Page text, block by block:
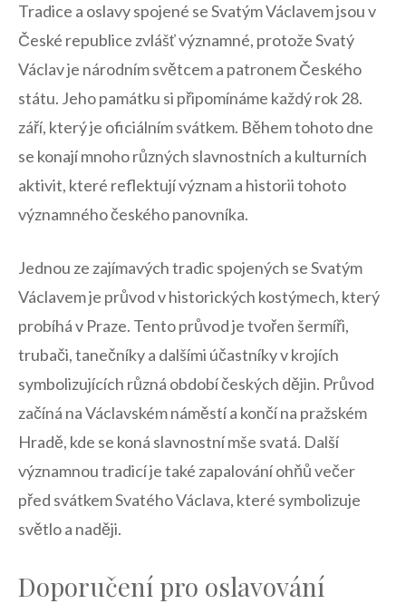
Tradice a oslavy spojené se Svatým Václavem⁤ jsou v
‍České republice zvlášť významné, protože Svatý
Václav ⁣je národním světcem a ⁣patronem Českého
státu. Jeho památku si ⁤připomínáme každý rok 28.
⁤září, který je oficiálním⁣ svátkem. ⁢Během tohoto‌ dne
se konají mnoho různých slavnostních a kulturních
aktivit, které ⁣reflektují‌ význam a historii tohoto⁣
významného českého panovníka.
Jednou ze ‍zajímavých tradic spojených se Svatým
Václavem ​je průvod ⁢v historických kostýmech, který
probíhá ⁣v Praze. Tento ⁣průvod je tvořen šermíři,⁤
trubači, ⁤tanečníky a⁢ dalšími účastníky v krojích
⁢symbolizujících různá období českých dějin. Průvod
začíná na Václavském náměstí a končí na pražském
Hradě,⁢ kde se koná slavnostní mše svatá. Další
významnou tradicí⁢ je také zapalování ohňů večer
⁢před svátkem Svatého Václava,​ které symbolizuje
světlo⁣ a naději.
Doporučení ​pro oslavování